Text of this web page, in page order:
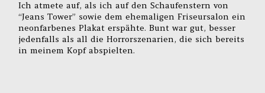
Ich atmete auf, als ich auf den Schaufenstern von
“Jeans Tower” sowie dem ehemaligen Friseursalon ein
neonfarbenes Plakat erspähte. Bunt war gut, besser
jedenfalls als all die Horrorszenarien, die sich bereits
in meinem Kopf abspielten.